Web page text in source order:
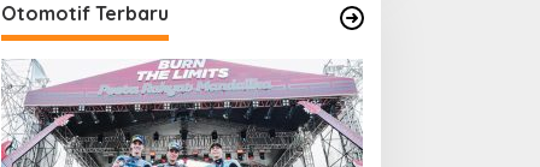
Otomotif Terbaru